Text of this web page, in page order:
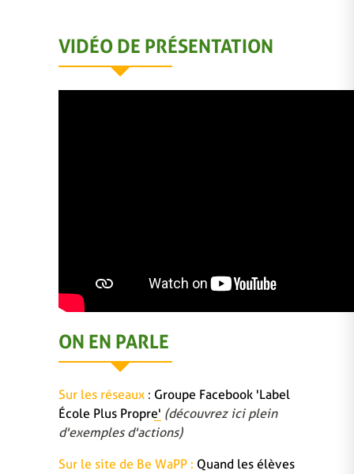
VIDÉO DE PRÉSENTATION
ON EN PARLE
Sur les réseaux : Groupe Facebook 'Label
École Plus Propre' (découvrez ici plein
d'exemples d'actions)
Sur le site de Be WaPP : Quand les élèves